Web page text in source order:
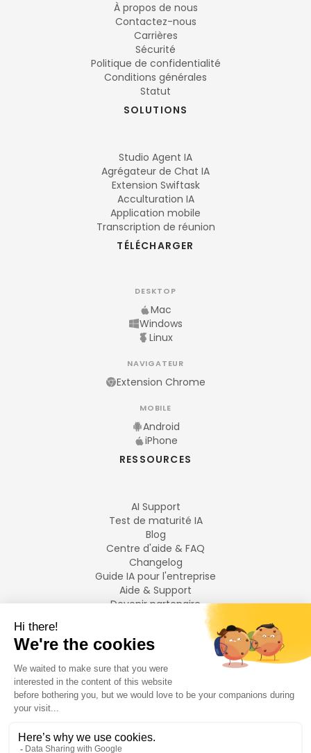
À propos de nous
Contactez-nous
Carrières
Sécurité
Politique de confidentialité
Conditions générales
Statut
SOLUTIONS
Studio Agent IA
Agrégateur de Chat IA
Extension Swiftask
Acculturation IA
Application mobile
Transcription de réunion
TÉLÉCHARGER
DESKTOP
Mac
Windows
Linux
NAVIGATEUR
Extension Chrome
MOBILE
Android
iPhone
RESSOURCES
AI Support
Test de maturité IA
Blog
Centre d'aide & FAQ
Changelog
Guide IA pour l'entreprise
Aide & Support
Devenir partenaire
LANGUES
Français
English